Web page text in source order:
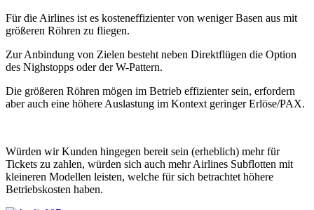
Für die Airlines ist es kosteneffizienter von weniger Basen aus mit
größeren Röhren zu fliegen.
Zur Anbindung von Zielen besteht neben Direktflügen die Option
des Nighstopps oder der W-Pattern.
Die größeren Röhren mögen im Betrieb effizienter sein, erfordern
aber auch eine höhere Auslastung im Kontext geringer Erlöse/PAX.
Würden wir Kunden hingegen bereit sein (erheblich) mehr für
Tickets zu zahlen, würden sich auch mehr Airlines Subflotten mit
kleineren Modellen leisten, welche für sich betrachtet höhere
Betriebskosten haben.